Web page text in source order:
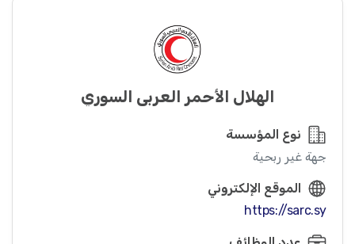
الهلال الأحمر العربي السوري
نوع المؤسسة
جهة غير ربحية
الموقع الإلكتروني
https://sarc.sy